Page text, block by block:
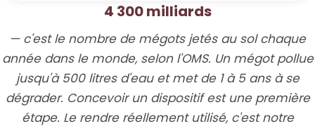
4 300 milliards
— c'est le nombre de mégots jetés au sol chaque
année dans le monde, selon l'OMS. Un mégot pollue
jusqu'à 500 litres d'eau et met de 1 à 5 ans à se
dégrader. Concevoir un dispositif est une première
étape. Le rendre réellement utilisé, c'est notre